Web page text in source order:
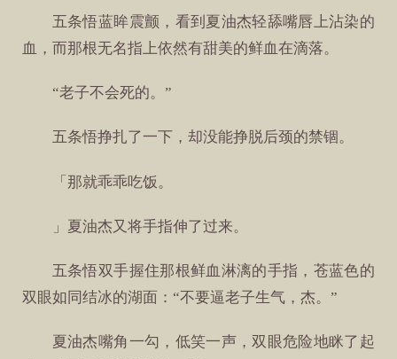
五条悟蓝眸震颤，看到夏油杰轻舔嘴唇上沾染的
血，而那根无名指上依然有甜美的鲜血在滴落。
“老子不会死的。”
五条悟挣扎了一下，却没能挣脱后颈的禁锢。
「那就乖乖吃饭。
」夏油杰又将手指伸了过来。
五条悟双手握住那根鲜血淋漓的手指，苍蓝色的
双眼如同结冰的湖面：“不要逼老子生气，杰。”
夏油杰嘴角一勾，低笑一声，双眼危险地眯了起